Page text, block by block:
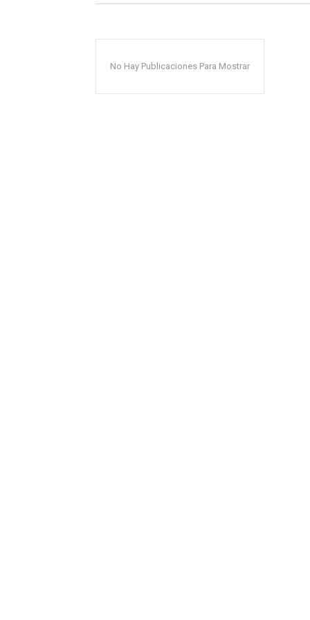
No Hay Publicaciones Para Mostrar